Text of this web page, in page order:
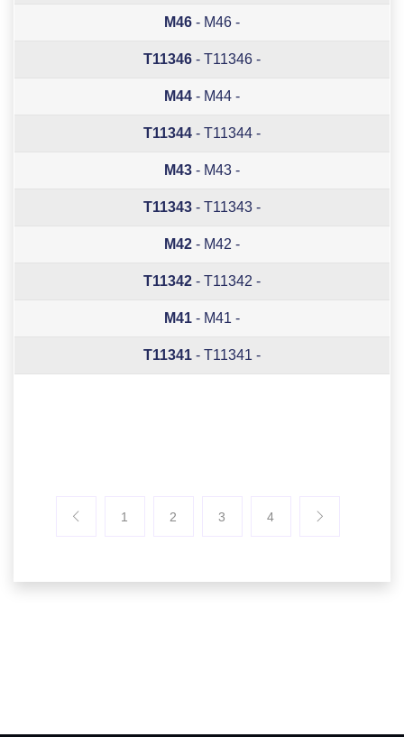
M46 - M46 -
T11346 - T11346 -
M44 - M44 -
T11344 - T11344 -
M43 - M43 -
T11343 - T11343 -
M42 - M42 -
T11342 - T11342 -
M41 - M41 -
T11341 - T11341 -
1 2 3 4